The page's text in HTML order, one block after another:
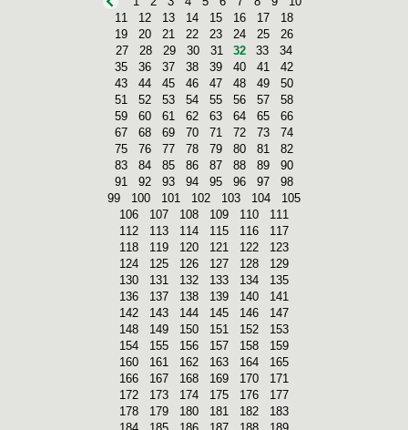
11
12 13 14 15 16 17
18
19
20 21 22 23 24 25
26
27
28 29 30 31 32 33
34
35
36 37 38 39 40 41
42
43
44 45 46 47 48 49
50
51
52 53 54 55 56 57
58
59
60 61 62 63 64 65
66
67
68 69 70 71 72 73
74
75
76 77 78 79 80 81
82
83
84 85 86 87 88 89
90
91
92 93 94 95 96 97
98
99
100 101 102 103 104
105
106
107 108 109 110
111
112
113 114 115 116
117
118
119 120 121 122
123
124
125 126 127 128
129
130
131 132 133 134
135
136
137 138 139 140
141
142
143 144 145 146
147
148
149 150 151 152
153
154
155 156 157 158
159
160
161 162 163 164
165
166
167 168 169 170
171
172
173 174 175 176
177
178
179 180 181 182
183